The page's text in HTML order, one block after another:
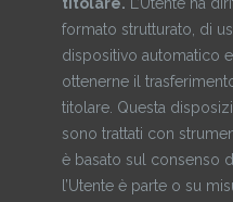
formato strutturato, di
dispositivo automatico
ottenerne il
titolare. Questa
sono trattati con
è basato sul consenso
l’Utente è parte o su